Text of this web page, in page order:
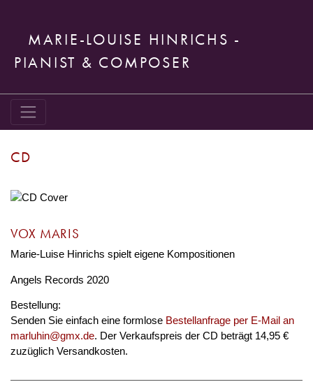
MARIE-LOUISE HINRICHS -
PIANIST & COMPOSER
CD
VOX MARIS
Marie-Luise Hinrichs spielt eigene Kompositionen
Angels Records 2020
Bestellung:
Senden Sie einfach eine formlose Bestellanfrage per E-Mail an
marluhin@gmx.de. Der Verkaufspreis der CD beträgt 14,95 €
zuzüglich Versandkosten.